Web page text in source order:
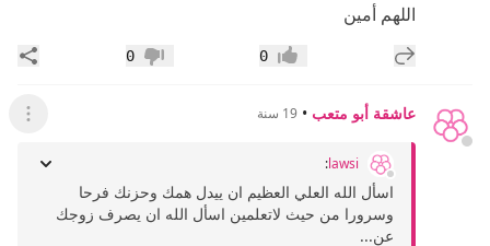
اللهم أمين
إضافة رد جديد إعجاب0 عدم إعجاب
0
عاشقة أبو متعب • 19 سنة عرض
lawsi
:
اسأل الله العلي العظيم ان ييدل همك وحزنك فرحا
وسرورا من حيث لاتعلمين اسأل الله ان يصرف زوجك
عن...